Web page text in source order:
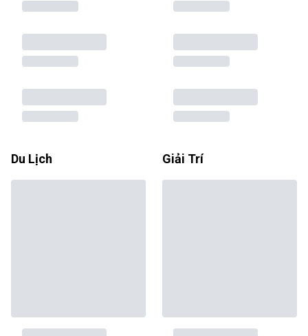
Du Lịch Giải Trí